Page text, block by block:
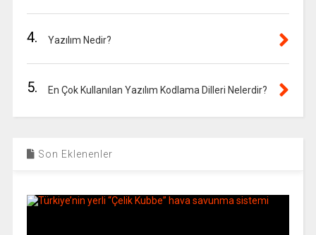
4. Yazılım Nedir?
5. En Çok Kullanılan Yazılım Kodlama Dilleri Nelerdir?
Son Eklenenler